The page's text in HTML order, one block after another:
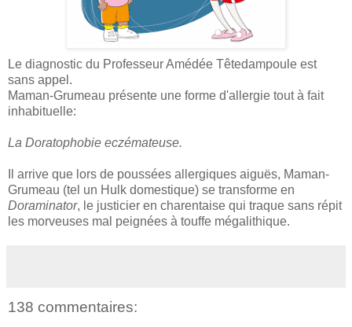
Le diagnostic du Professeur Amédée Têtedampoule est
sans appel.
Maman-Grumeau présente une forme d'allergie tout à fait
inhabituelle:
La Doratophobie eczémateuse.
Il arrive que lors de poussées allergiques aiguës, Maman-
Grumeau (tel un Hulk domestique) se transforme en
Doraminator, le justicier en charentaise qui traque sans répit
les morveuses mal peignées à touffe mégalithique.
138 commentaires: